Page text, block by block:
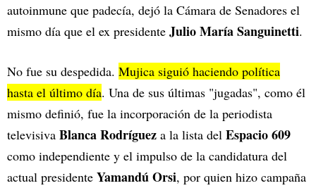
autoinmune que padecía, dejó la Cámara de Senadores el
mismo día que el ex presidente Julio María Sanguinetti.
No fue su despedida. Mujica siguió haciendo política
hasta el último día. Una de sus últimas "jugadas", como él
mismo definió, fue la incorporación de la periodista
televisiva Blanca Rodríguez a la lista del Espacio 609
como independiente y el impulso de la candidatura del
actual presidente Yamandú Orsi, por quien hizo campaña